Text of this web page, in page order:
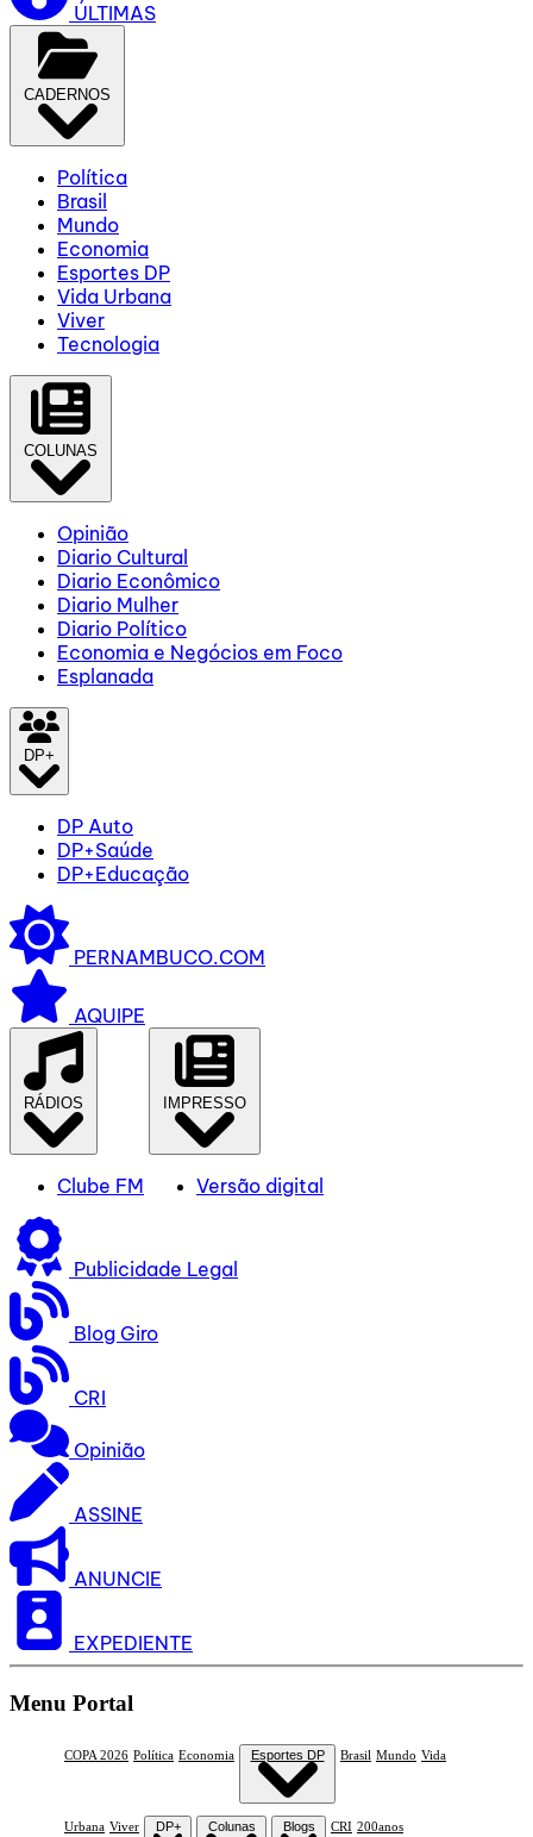
ÚLTIMAS
CADERNOS
Política
Brasil
Mundo
Economia
Esportes DP
Vida Urbana
Viver
Tecnologia
COLUNAS
Opinião
Diario Cultural
Diario Econômico
Diario Mulher
Diario Político
Economia e Negócios em Foco
Esplanada
DP+
DP Auto
DP+Saúde
DP+Educação
PERNAMBUCO.COM
AQUIPE
RÁDIOS
Clube FM
IMPRESSO
Versão digital
Publicidade Legal
Blog Giro
CRI
Opinião
ASSINE
ANUNCIE
EXPEDIENTE
Menu Portal
COPA 2026 Política Economia Esportes DP Brasil Mundo Vida
Urbana Viver DP+ Colunas Blogs CRI 200anos